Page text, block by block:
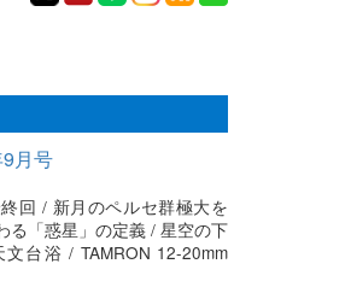
月号
終回 / 新月のペルセ群極大を
る「惑星」の定義 / 星空の下
台浴 / TAMRON 12-20mm